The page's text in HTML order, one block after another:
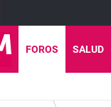
FOROS SALUD